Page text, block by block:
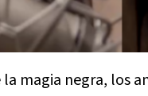
magia negra, los